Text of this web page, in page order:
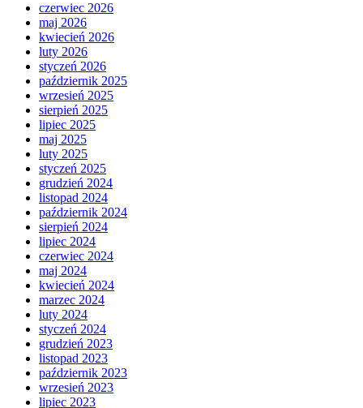
czerwiec 2026
maj 2026
kwiecień 2026
luty 2026
styczeń 2026
październik 2025
wrzesień 2025
sierpień 2025
lipiec 2025
maj 2025
luty 2025
styczeń 2025
grudzień 2024
listopad 2024
październik 2024
sierpień 2024
lipiec 2024
czerwiec 2024
maj 2024
kwiecień 2024
marzec 2024
luty 2024
styczeń 2024
grudzień 2023
listopad 2023
październik 2023
wrzesień 2023
lipiec 2023